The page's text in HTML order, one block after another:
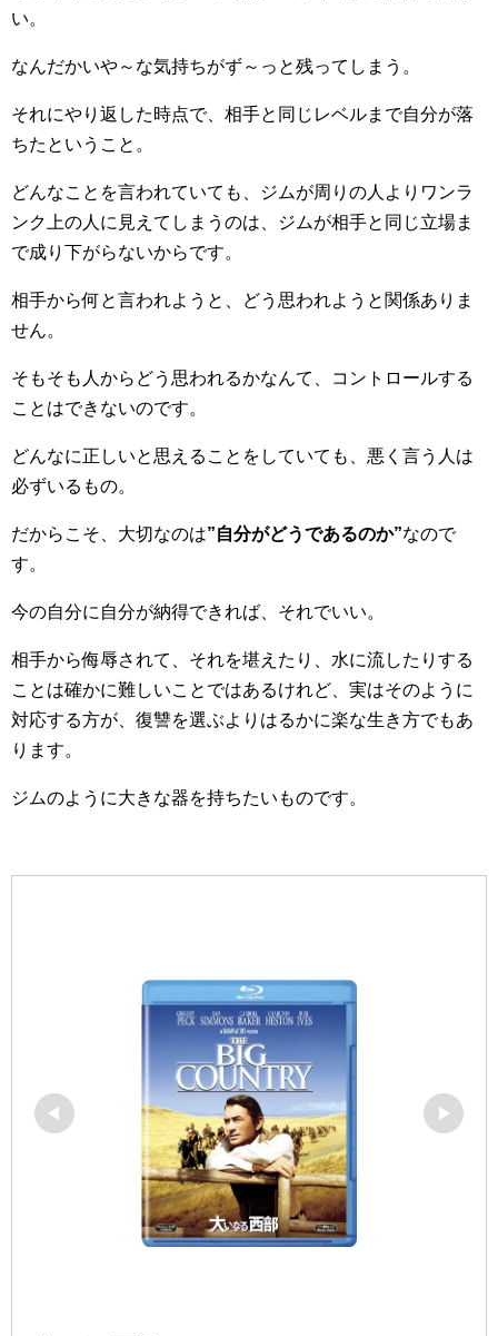
い。
なんだかいや～な気持ちがず～っと残ってしまう。
それにやり返した時点で、相手と同じレベルまで自分が落
ちたということ。
どんなことを言われていても、ジムが周りの人よりワンラ
ンク上の人に見えてしまうのは、ジムが相手と同じ立場ま
で成り下がらないからです。
相手から何と言われようと、どう思われようと関係ありま
せん。
そもそも人からどう思われるかなんて、コントロールする
ことはできないのです。
どんなに正しいと思えることをしていても、悪く言う人は
必ずいるもの。
だからこそ、大切なのは”自分がどうであるのか”なので
す。
今の自分に自分が納得できれば、それでいい。
相手から侮辱されて、それを堪えたり、水に流したりする
ことは確かに難しいことではあるけれど、実はそのように
対応する方が、復讐を選ぶよりはるかに楽な生き方でもあ
ります。
ジムのように大きな器を持ちたいものです。